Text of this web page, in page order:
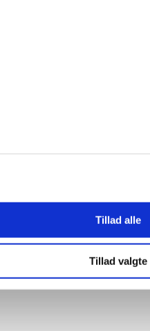
Tillad alle
Tillad valgte